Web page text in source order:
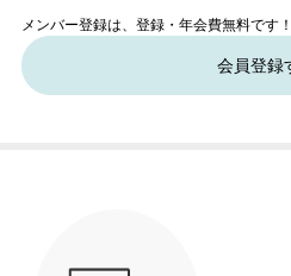
メンバー登録は、登録・年会費無料です！
会員登録